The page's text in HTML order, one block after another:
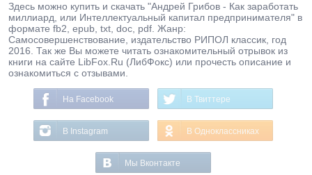
Здесь можно купить и скачать "Андрей Грибов - Как заработать
миллиард, или Интеллектуальный капитал предпринимателя" в
формате fb2, epub, txt, doc, pdf. Жанр:
Самосовершенствование, издательство РИПОЛ классик, год
2016. Так же Вы можете читать ознакомительный отрывок из
книги на сайте LibFox.Ru (ЛибФокс) или прочесть описание и
ознакомиться с отзывами.
На Facebook В Твиттере
В Instagram В Одноклассниках
Мы Вконтакте